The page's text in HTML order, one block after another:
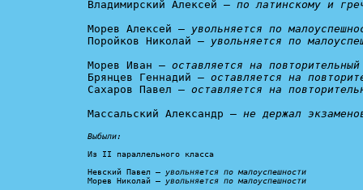
Владимирский Алексей — по латинскому и
Морев Алексей — увольняется по
Поройков Николай — увольняется по
Морев Иван — оставляется на
Брянцев Геннадий — оставляется на
Сахаров Павел — оставляется на
Массальский Александр — не держал
Выбыли:
Из II параллельного класса
Невский Павел — увольняется по малоуспешности
Морев Николай — увольняется по малоуспешности